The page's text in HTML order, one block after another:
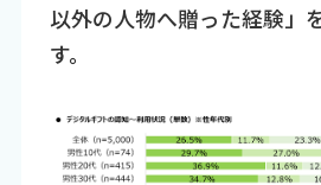
以外の人物へ贈った経験」
す。